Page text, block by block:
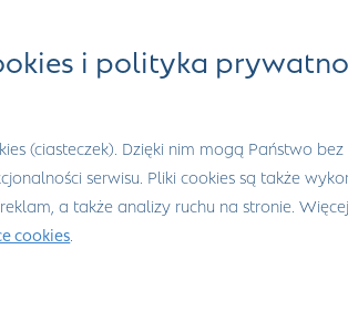
i polityka
(ciasteczek). Dzięki nim mogą Państwo
serwisu. Pliki cookies są także
a także analizy ruchu na stronie.
cookies